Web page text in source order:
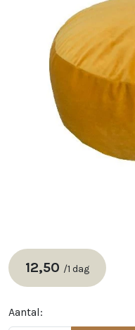
12,50 /1 dag
Aantal: